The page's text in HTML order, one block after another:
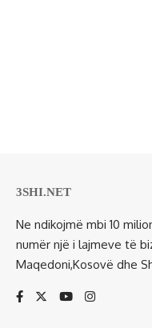
3SHI.NET
Ne ndikojmë mbi 10
numër një i lajmeve të
Maqedoni,Kosovë dhe